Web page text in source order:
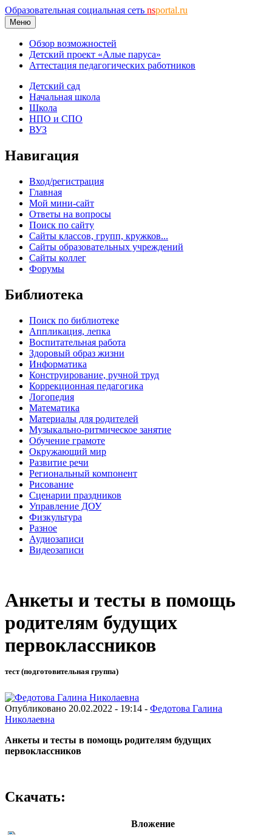
Образовательная социальная сеть nsportal.ru
Меню
Обзор возможностей
Детский проект «Алые паруса»
Аттестация педагогических работников
Детский сад
Начальная школа
Школа
НПО и СПО
ВУЗ
Навигация
Вход/регистрация
Главная
Мой мини-сайт
Ответы на вопросы
Поиск по сайту
Сайты классов, групп, кружков...
Сайты образовательных учреждений
Сайты коллег
Форумы
Библиотека
Поиск по библиотеке
Аппликация, лепка
Воспитательная работа
Здоровый образ жизни
Информатика
Конструирование, ручной труд
Коррекционная педагогика
Логопедия
Математика
Материалы для родителей
Музыкально-ритмическое занятие
Обучение грамоте
Окружающий мир
Развитие речи
Региональный компонент
Рисование
Сценарии праздников
Управление ДОУ
Физкультура
Разное
Аудиозаписи
Видеозаписи
Анкеты и тесты в помощь
родителям будущих
первоклассников
тест (подготовительная группа)
Опубликовано 20.02.2022 - 19:14 - Федотова Галина
Николаевна
Анкеты и тесты в помощь родителям будущих
первоклассников
Скачать:
Вложение